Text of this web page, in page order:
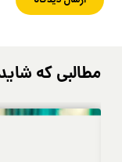
مطالبی که